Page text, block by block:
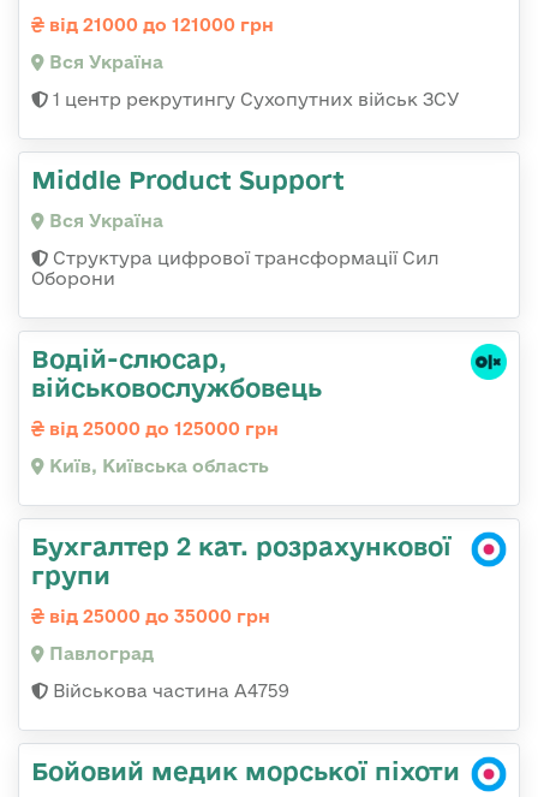
від 21000 до 121000 грн
Вся Україна
1 центр рекрутингу Сухопутних військ ЗСУ
Middle Product Support
Вся Україна
Структура цифрової трансформації Сил
Оборони
Водій-слюсаp,
військовослужбовець
від 25000 до 125000 грн
Київ, Київська область
Бухгалтер 2 кат. розрахункової
групи
від 25000 до 35000 грн
Павлоград
Військова частина А4759
Бойовий медик морської піхоти